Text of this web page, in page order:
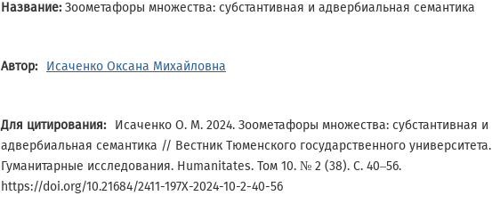
Название:Зоометафоры множества: субстантивная и адвербиальная семантика
Автор: Исаченко Оксана Михайловна
Для цитирования:
Исаченко О. М. 2024. Зоометафоры множества: субстантивная и
адвербиальная семантика // Вестник Тюменского государственного университета.
Гуманитарные исследования. Humanitates. Том 10. № 2 (38). С. 40–56.
https://doi.org/10.21684/2411-197X-2024-10-2-40-56